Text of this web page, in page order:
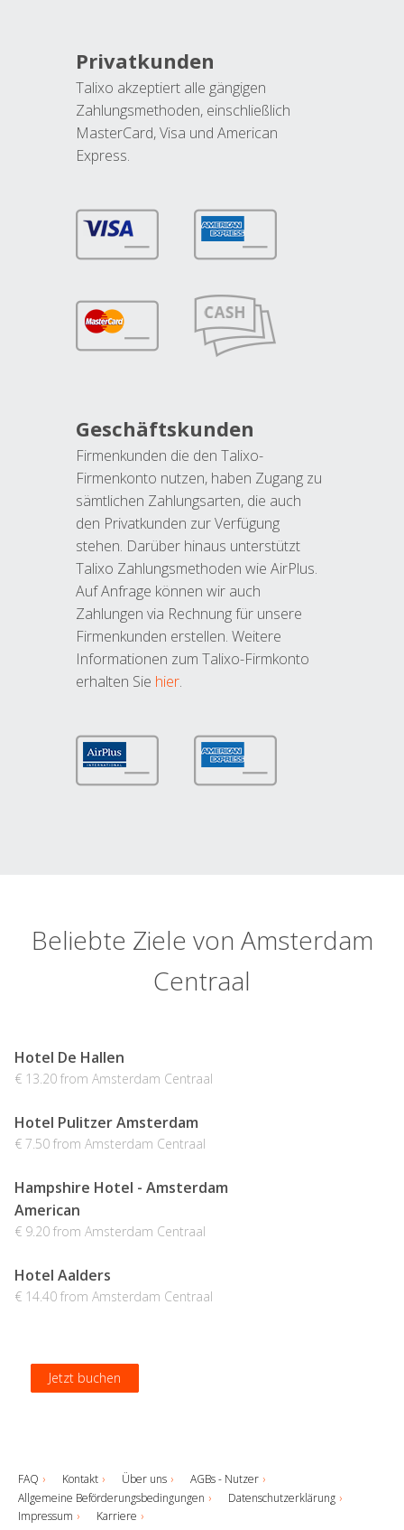
Privatkunden
Talixo akzeptiert alle gängigen
Zahlungsmethoden, einschließlich
MasterCard, Visa und American
Express.
Geschäftskunden
Firmenkunden die den Talixo-
Firmenkonto nutzen, haben Zugang zu
sämtlichen Zahlungsarten, die auch
den Privatkunden zur Verfügung
stehen. Darüber hinaus unterstützt
Talixo Zahlungsmethoden wie AirPlus.
Auf Anfrage können wir auch
Zahlungen via Rechnung für unsere
Firmenkunden erstellen. Weitere
Informationen zum Talixo-Firmkonto
erhalten Sie hier.
Beliebte Ziele von Amsterdam
Centraal
Hotel De Hallen
€ 13.20 from Amsterdam Centraal
Jetzt buchen
Hotel Pulitzer Amsterdam
€ 7.50 from Amsterdam Centraal
Jetzt buchen
Hampshire Hotel - Amsterdam
American
€ 9.20 from Amsterdam Centraal
Jetzt buchen
Hotel Aalders
€ 14.40 from Amsterdam Centraal
Jetzt buchen
FAQ Kontakt Über uns
AGBs - Nutzer
Allgemeine Beförderungsbedingungen
Datenschutzerklärung
Impressum
Karriere